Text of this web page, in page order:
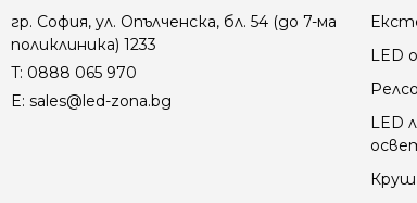
гр. София, ул. Опълченска, бл. 54 (до 7-ма
поликлиника) 1233
T: 0888 065 970
E: sales@led-zona.bg
LED
LED